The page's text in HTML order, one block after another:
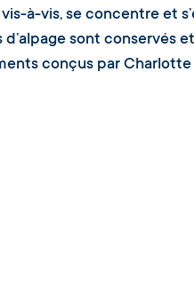
vis-à-vis, se concentre
sont conservés
conçus par